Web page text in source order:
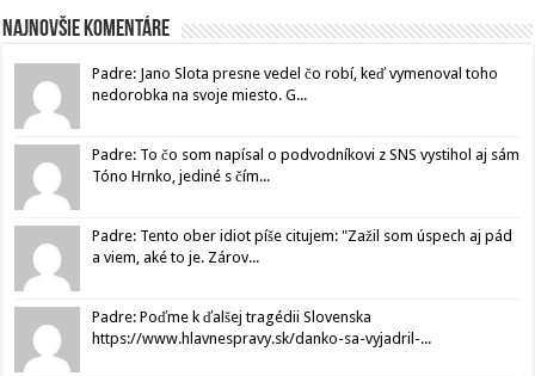
Najnovšie komentáre
Padre: Jano Slota presne vedel čo robí, keď vymenoval toho
nedorobka na svoje miesto. G...
Padre: To čo som napísal o podvodníkovi z SNS vystihol aj sám
Tóno Hrnko, jediné s čím...
Padre: Tento ober idiot píše citujem: "Zažil som úspech aj pád
a viem, aké to je. Zárov...
Padre: Poďme k ďalšej tragédii Slovenska
https://www.hlavnespravy.sk/danko-sa-vyjadril-...